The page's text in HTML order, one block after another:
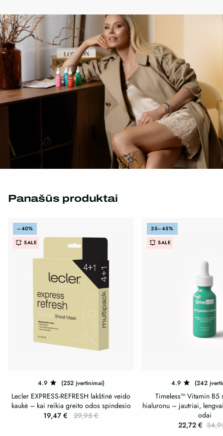
Panašūs produktai
–40%
SALE
4.9 (252 įvertinimai)
Lecler EXPRESS-REFRESH lakštinė veido
kaukė – kai reikia greito odos spindesio
19,47 € 29,95€
35–45%
SALE
4.9 (242
Timeless™ Vitamin B5
hialuronu – jautriai,
odai
22,72 €